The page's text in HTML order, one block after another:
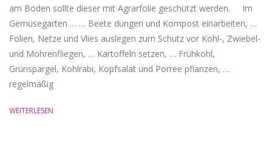
am Boden sollte dieser mit Agrarfolie geschützt werden. Im
Gemüsegarten … … Beete düngen und Kompost einarbeiten, …
Folien, Netze und Vlies auslegen zum Schutz vor Kohl-, Zwiebel-
und Möhrenfliegen, … Kartoffeln setzen, … Frühkohl,
Grünspargel, Kohlrabi, Kopfsalat und Porree pflanzen, …
regelmäßig
WEITERLESEN